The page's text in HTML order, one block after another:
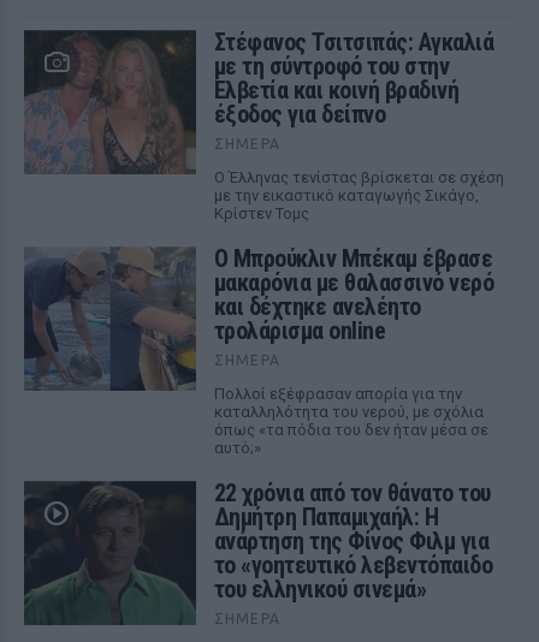
Στέφανος Τσιτσιπάς: Αγκαλιά
με τη σύντροφό του στην
Ελβετία και κοινή βραδινή
έξοδος για δείπνο
ΣΉΜΕΡΑ
Ο Έλληνας τενίστας βρίσκεται σε σχέση
με την εικαστικό καταγωγής Σικάγο,
Κρίστεν Τομς
Ο Μπρούκλιν Μπέκαμ έβρασε
μακαρόνια με θαλασσινό νερό
και δέχτηκε ανελέητο
τρολάρισμα online
ΣΉΜΕΡΑ
Πολλοί εξέφρασαν απορία για την
καταλληλότητα του νερού, με σχόλια
όπως «τα πόδια του δεν ήταν μέσα σε
αυτό;»
22 χρόνια από τον θάνατο του
Δημήτρη Παπαμιχαήλ: Η
ανάρτηση της Φίνος Φιλμ για
το «γοητευτικό λεβεντόπαιδο
του ελληνικού σινεμά»
ΣΉΜΕΡΑ